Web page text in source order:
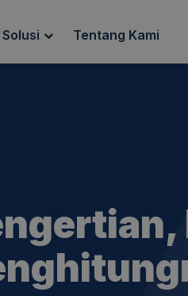
Solusi Tentang Kami